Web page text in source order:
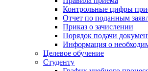
Контрольные цифры
Отчет по поданным
Приказ о зачислении
Порядок подачи
Информация о
Целевое обучение
Студенту